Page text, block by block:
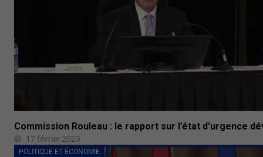
Commission Rouleau : le rapport sur l’état d’urgence
17 février 2023
POLITIQUE ET ÉCONOMIE